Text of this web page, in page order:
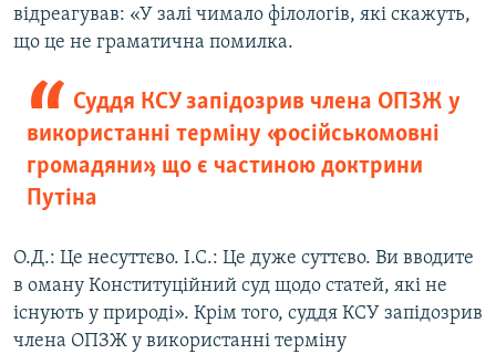
відреагував: «У залі чимало філологів, які скажуть,
що це не граматична помилка.
Суддя КСУ запідозрив члена ОПЗЖ у
використанні терміну «російськомовні
громадяни», що є частиною доктрини
Путіна
О.Д.: Це несуттєво. І.С.: Це дуже суттєво. Ви вводите
в оману Конституційний суд щодо статей, які не
існують у природі». Крім того, суддя КСУ запідозрив
члена ОПЗЖ у використанні терміну